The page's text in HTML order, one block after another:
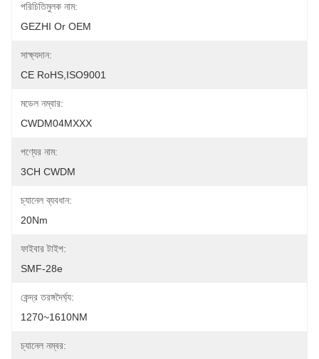
পরিচিতিমুলক নাম:
GEZHI Or OEM
সাক্ষ্যদান:
CE RoHS,ISO9001
মডেল নম্বার:
CWDM04MXXX
পণ্যের নাম:
3CH CWDM
চ্যানেল ব্যবধান:
20Nm
ফাইবার টাইপ:
SMF-28e
কেন্দ্র তরঙ্গদৈর্ঘ্য:
1270~1610NM
চ্যানেল নম্বর: